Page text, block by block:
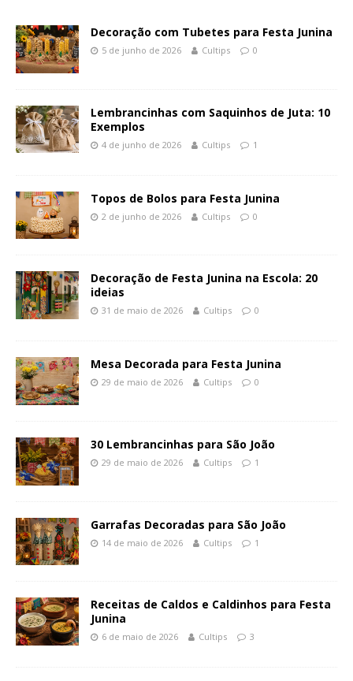
Decoração com Tubetes para Festa Junina
5 de junho de 2026 Cultips 0
Lembrancinhas com Saquinhos de Juta: 10
Exemplos
4 de junho de 2026 Cultips 1
Topos de Bolos para Festa Junina
2 de junho de 2026 Cultips 0
Decoração de Festa Junina na Escola: 20
ideias
31 de maio de 2026 Cultips 0
Mesa Decorada para Festa Junina
29 de maio de 2026 Cultips 0
30 Lembrancinhas para São João
29 de maio de 2026 Cultips 1
Garrafas Decoradas para São João
14 de maio de 2026 Cultips 1
Receitas de Caldos e Caldinhos para Festa
Junina
6 de maio de 2026 Cultips 3